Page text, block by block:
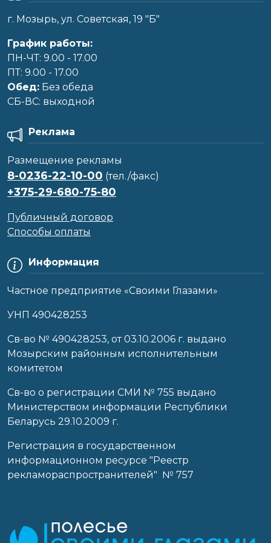
г. Мозырь, ул. Советская, 19 "Б"
График работы:
ПН-ЧТ: 9.00 - 17.00
ПТ: 9.00 - 17.00
Обед: Без обеда
CБ-ВС: выходной
Информация
Частное предприятие «Своими Глазами»
УНП 490428253
Cв-во № 490428253, от 03.10.2006 г. выдано
Мозырским районным исполнительным
комитетом
Св-во о регистрации СМИ № 755 выдано
Министерством информации Республики
Беларусь 29.10.2009 г.
Регистрация в государственном
информационном ресурсе "Реестр
рекламораспространителей" № 757
Реклама
Размещение рекламы
8-0236-22-10-00 (тел./факс)
+375-29-680-75-80
Публичный договор
Способы оплаты